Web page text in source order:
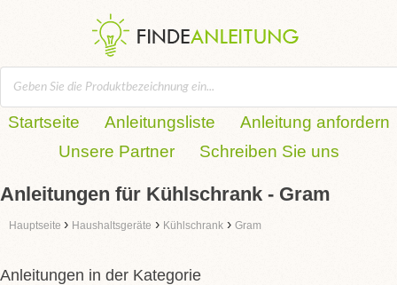
Startseite Anleitungsliste
Anleitung anfordern
Unsere Partner
Schreiben Sie uns
Anleitungen für Kühlschrank - Gram
Hauptseite › Haushaltsgeräte › Kühlschrank › Gram
Anleitungen in der Kategorie